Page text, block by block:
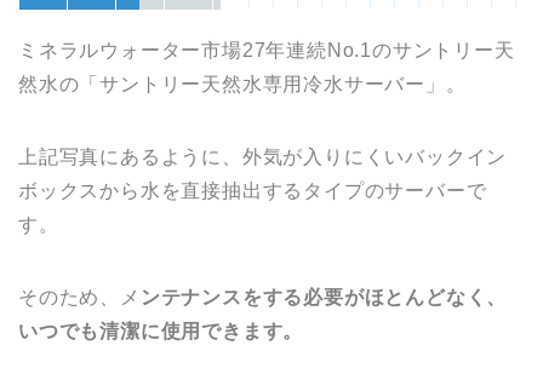
ミネラルウォーター市場27年連続No.1のサントリー天
然水の「サントリー天然水専用冷水サーバー」。
上記写真にあるように、外気が入りにくいバックイン
ボックスから水を直接抽出するタイプのサーバーで
す。
そのため、メ ンテナンスをする必要がほとんどなく、
いつでも清潔に使用できます。